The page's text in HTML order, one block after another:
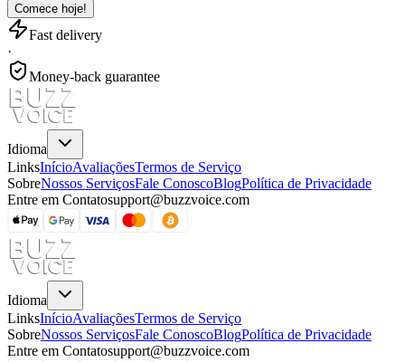
Comece hoje!
Fast delivery
·
Money-back guarantee
Idioma
LinksInícioAvaliaçõesTermos de Serviço
SobreNossos ServiçosFale ConoscoBlogPolítica de Privacidade
Entre em Contatosupport@buzzvoice.com
Idioma
LinksInícioAvaliaçõesTermos de Serviço
SobreNossos ServiçosFale ConoscoBlogPolítica de Privacidade
Entre em Contatosupport@buzzvoice.com